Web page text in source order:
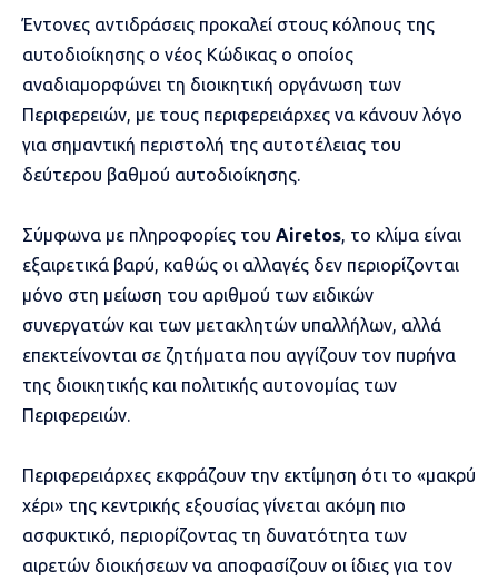
Έντονες αντιδράσεις προκαλεί στους κόλπους της
αυτοδιοίκησης ο νέος Κώδικας ο οποίος
αναδιαμορφώνει τη διοικητική οργάνωση των
Περιφερειών, με τους περιφερειάρχες να κάνουν λόγο
για σημαντική περιστολή της αυτοτέλειας του
δεύτερου βαθμού αυτοδιοίκησης.
Σύμφωνα με πληροφορίες του Airetos, το κλίμα είναι
εξαιρετικά βαρύ, καθώς οι αλλαγές δεν περιορίζονται
μόνο στη μείωση του αριθμού των ειδικών
συνεργατών και των μετακλητών υπαλλήλων, αλλά
επεκτείνονται σε ζητήματα που αγγίζουν τον πυρήνα
της διοικητικής και πολιτικής αυτονομίας των
Περιφερειών.
Περιφερειάρχες εκφράζουν την εκτίμηση ότι το «μακρύ
χέρι» της κεντρικής εξουσίας γίνεται ακόμη πιο
ασφυκτικό, περιορίζοντας τη δυνατότητα των
αιρετών διοικήσεων να αποφασίζουν οι ίδιες για τον